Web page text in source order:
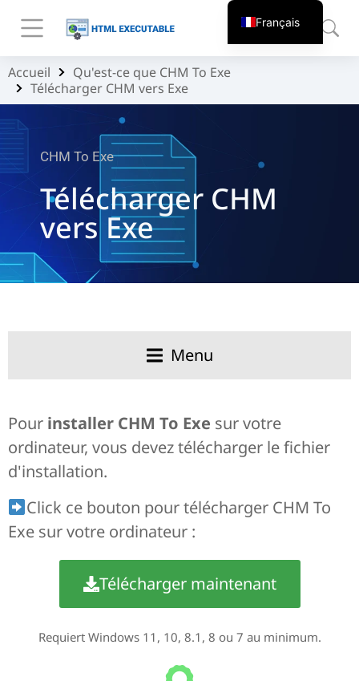
Vous êtes ici :
Accueil
Qu'est-ce que CHM To Exe
Télécharger CHM vers Exe
CHM To Exe
Télécharger CHM
vers Exe
Menu
Pour installer CHM To Exe sur votre
ordinateur, vous devez télécharger le fichier
d'installation.
Click ce bouton pour télécharger CHM To
Exe sur votre ordinateur :
Télécharger maintenant
Requiert Windows 11, 10, 8.1, 8 ou 7 au minimum.
Français